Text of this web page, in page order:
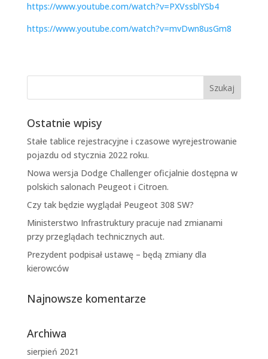
https://www.youtube.com/watch?v=PXVssblYSb4
https://www.youtube.com/watch?v=mvDwn8usGm8
Ostatnie wpisy
Stałe tablice rejestracyjne i czasowe wyrejestrowanie
pojazdu od stycznia 2022 roku.
Nowa wersja Dodge Challenger oficjalnie dostępna w
polskich salonach Peugeot i Citroen.
Czy tak będzie wyglądał Peugeot 308 SW?
Ministerstwo Infrastruktury pracuje nad zmianami
przy przeglądach technicznych aut.
Prezydent podpisał ustawę – będą zmiany dla
kierowców
Najnowsze komentarze
Archiwa
sierpień 2021